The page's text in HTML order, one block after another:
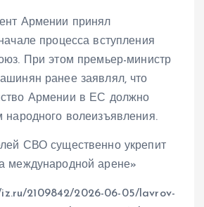
Армении принял
процесса вступления
При этом премьер-министр
ранее заявлял, что
Армении в ЕС должно
народного волеизъявления.
СВО существенно укрепит
международной арене»
2109842/2026-06-05/lavrov-